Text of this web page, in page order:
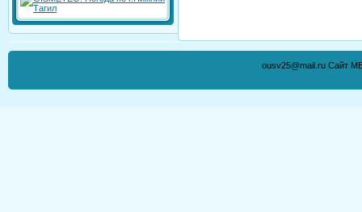
ousv25@mail.ru Сайт